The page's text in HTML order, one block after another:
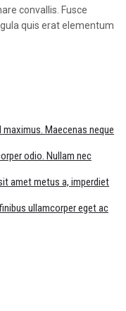
convallis. Fusce
quis erat elementum
Maecenas neque
odio. Nullam nec
amet metus a, imperdiet
ullamcorper eget ac